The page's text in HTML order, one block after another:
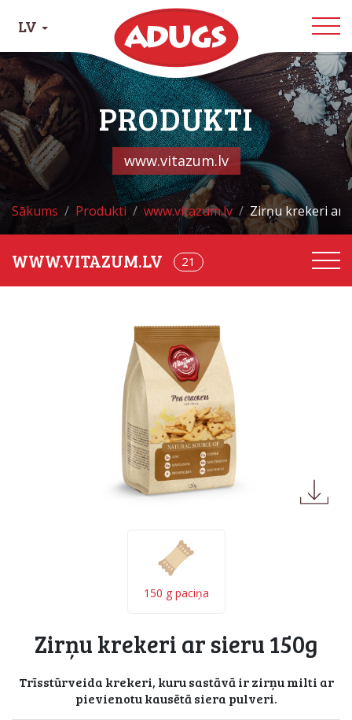
LV
PRODUKTI
www.vitazum.lv
Sākums Produkti www.vitazum.lv Zirņu krekeri ar
21
150 g paciņa
Zirņu krekeri ar sieru 150g
Trīsstūrveida krekeri, kuru sastāvā ir zirņu milti ar
pievienotu kausētā siera pulveri.